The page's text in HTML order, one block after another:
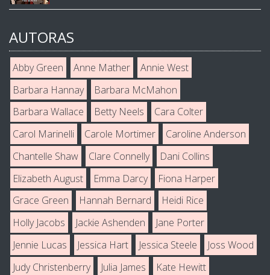
AUTORAS
Abby Green Anne Mather
Annie West
Barbara Hannay
Barbara McMahon
Barbara Wallace
Betty Neels
Cara Colter
Carol Marinelli
Carole Mortimer
Caroline Anderson
Chantelle Shaw
Clare Connelly
Dani Collins
Elizabeth August
Emma Darcy
Fiona Harper
Grace Green
Hannah Bernard
Heidi Rice
Holly Jacobs
Jackie Ashenden
Jane Porter
Jennie Lucas
Jessica Hart Jessica Steele
Joss Wood
Judy Christenberry
Julia James
Kate Hewitt